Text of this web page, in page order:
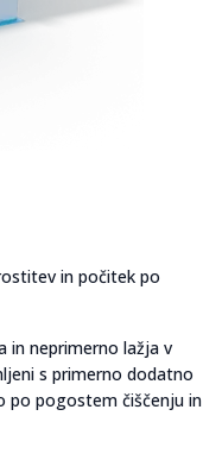
in počitek po
in neprimerno lažja v
s primerno dodatno
po pogostem čiščenju in